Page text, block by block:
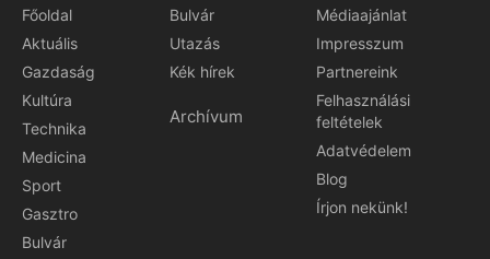
Főoldal
Aktuális
Gazdaság
Kultúra
Technika
Medicina
Sport
Gasztro
Bulvár
Bulvár
Utazás
Kék hírek
Archívum
Médiaajánlat
Impresszum
Partnereink
Felhasználási
feltételek
Adatvédelem
Blog
Írjon nekünk!